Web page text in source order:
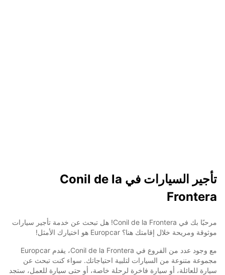
تأجير السيارات في Conil de la
Frontera
مرحبًا بك في Conil de la Frontera! هل تبحث عن خدمة تأجير سيارات
موثوقة ومريحة خلال إقامتك هنا؟ Europcar هو اختيارك الأمثل!
مع وجود عدد من الفروع في Conil de la Frontera، يقدم Europcar
مجموعة متنوعة من السيارات لتلبية احتياجاتك. سواء كنت تبحث عن
سيارة للعائلة، أو سيارة فاخرة لرحلة خاصة، أو حتى سيارة للعمل، ستجد